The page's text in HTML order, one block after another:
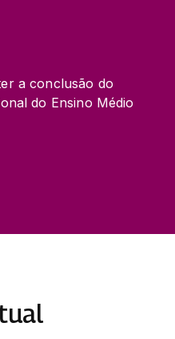
a conclusão do
do Ensino Médio